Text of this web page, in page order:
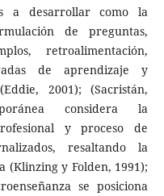
a desarrollar como la
de preguntas,
retroalimentación,
de aprendizaje y
2001); (Sacristán,
considera la
y proceso de
resaltando la
y Folden, 1991);
se posiciona